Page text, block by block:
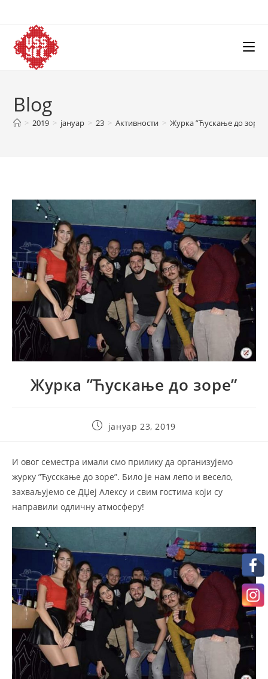
content
Blog
> 2019 > јануар > 23 > Активности > Журка ”Ћускање до зоре”
Журка ”Ћускање до зоре”
Postјануар 23, 2019
И овог семестра имали смо прилику да организујемо
журку ”Ћусскање до зоре”. Било је нам лепо и весело,
захваљујемо се ДЏеј Алексу и свим гостима који су
направили одличну атмосферу!